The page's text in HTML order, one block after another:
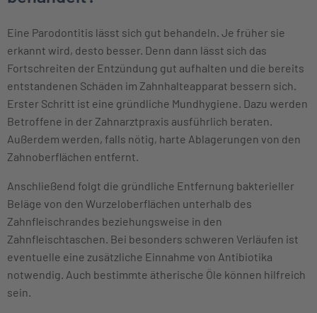
Eine Parodontitis lässt sich gut behandeln. Je früher sie
erkannt wird, desto besser. Denn dann lässt sich das
Fortschreiten der Entzündung gut aufhalten und die bereits
entstandenen Schäden im Zahnhalteapparat bessern sich.
Erster Schritt ist eine gründliche Mundhygiene. Dazu werden
Betroffene in der Zahnarztpraxis ausführlich beraten.
Außerdem werden, falls nötig, harte Ablagerungen von den
Zahnoberflächen entfernt.
Anschließend folgt die gründliche Entfernung bakterieller
Beläge von den Wurzeloberflächen unterhalb des
Zahnfleischrandes beziehungsweise in den
Zahnfleischtaschen. Bei besonders schweren Verläufen ist
eventuelle eine zusätzliche Einnahme von Antibiotika
notwendig. Auch bestimmte ätherische Öle können hilfreich
sein.